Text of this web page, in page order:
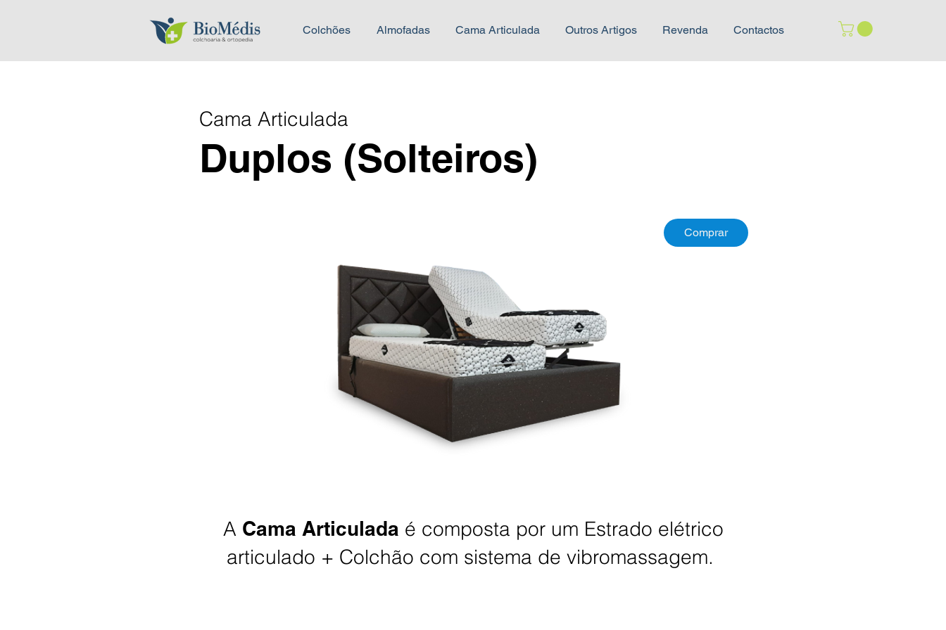
Colchões Almofadas Cama Articulada Outros Artigos Revenda Contactos
Cama Articulada
Duplos (Solteiros)
Comprar
A Cama Articulada é composta por um Estrado elétrico
articulado + Colchão com sistema de vibromassagem.